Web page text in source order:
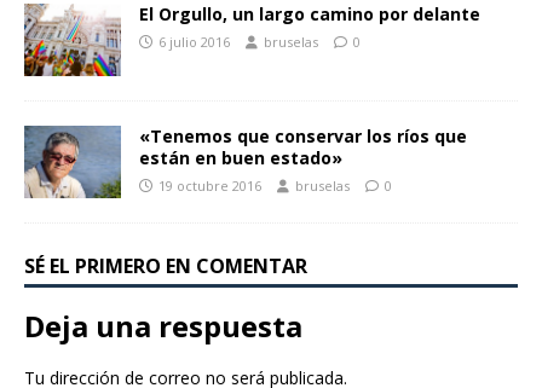
El Orgullo, un largo camino por delante
6 julio 2016 bruselas 0
«Tenemos que conservar los ríos que
están en buen estado»
19 octubre 2016 bruselas 0
SÉ EL PRIMERO EN COMENTAR
Deja una respuesta
Tu dirección de correo no será publicada.